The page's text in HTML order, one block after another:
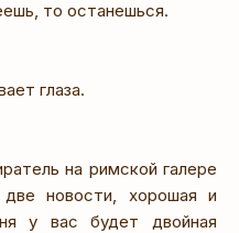
то останешься.
глаза.
на римской галере
новости, хорошая и
у вас будет двойная